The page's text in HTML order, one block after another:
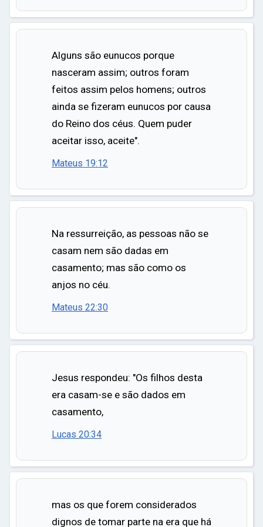
Alguns são eunucos porque
nasceram assim; outros foram
feitos assim pelos homens; outros
ainda se fizeram eunucos por causa
do Reino dos céus. Quem puder
aceitar isso, aceite".
Mateus 19:12
Na ressurreição, as pessoas não se
casam nem são dadas em
casamento; mas são como os
anjos no céu.
Mateus 22:30
Jesus respondeu: "Os filhos desta
era casam-se e são dados em
casamento,
Lucas 20:34
mas os que forem considerados
dignos de tomar parte na era que há